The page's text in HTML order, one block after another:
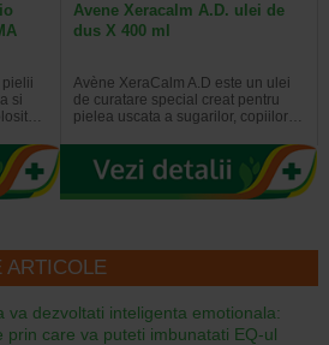
pielii
si
Avene Xeracalm A.D. ulei de
dus X 400 ml
Avène XeraCalm A.D este un ulei
de curatare special creat pentru
pielea uscata a sugarilor, copiilor…
ARTICOLE
va dezvoltati inteligenta emotionala:
prin care va puteti imbunatati EQ-ul